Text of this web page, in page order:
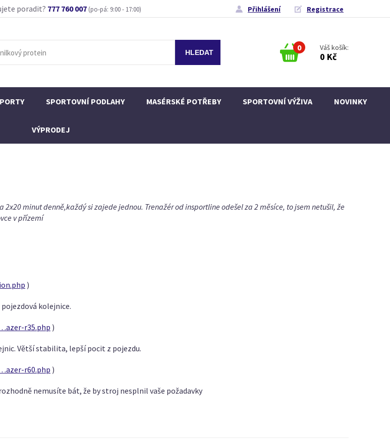
poradit? 777 760 007 (po-pá: 9:00 - 17:00) Přihlášení Registrace
0 Váš košík:
0 Kč
SPORTOVNÍ PODLAHY MASÉRSKÉ POTŘEBY SPORTOVNÍ VÝŽIVA NOVINKY
VÝPRODEJ
minut denně,každý si zajede jednou. Trenažér od insportline odešel za 2 měsíce, to jsem netušil, že
v přízemí
)
kolejnice.
r35.php )
Větší stabilita, lepší pocit z pojezdu.
r60.php )
nemusíte bát, že by stroj nesplnil vaše požadavky